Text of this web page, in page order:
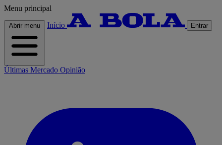
Menu principal
Abrir menu Início Entrar
Últimas Mercado Opinião